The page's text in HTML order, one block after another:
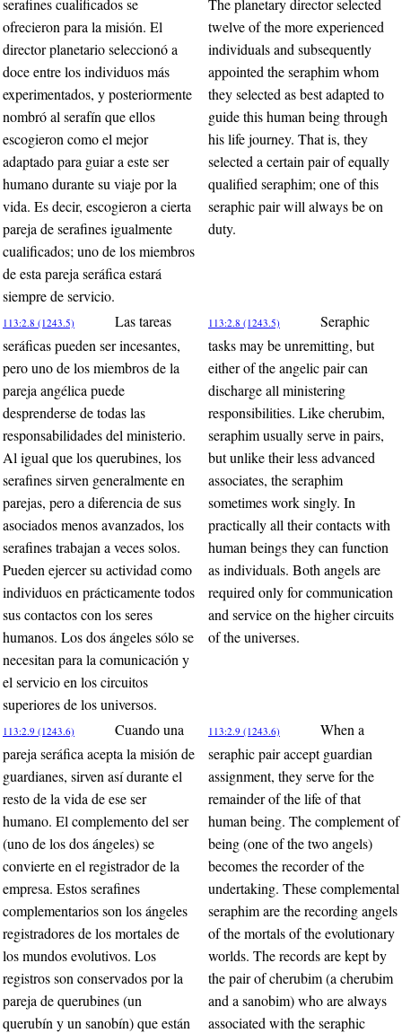
serafines cualificados se
ofrecieron para la misión. El
director planetario seleccionó a
doce entre los individuos más
experimentados, y posteriormente
nombró al serafín que ellos
escogieron como el mejor
adaptado para guiar a este ser
humano durante su viaje por la
vida. Es decir, escogieron a cierta
pareja de serafines igualmente
cualificados; uno de los miembros
de esta pareja seráfica estará
siempre de servicio.
The planetary director selected
twelve of the more experienced
individuals and subsequently
appointed the seraphim whom
they selected as best adapted to
guide this human being through
his life journey. That is, they
selected a certain pair of equally
qualified seraphim; one of this
seraphic pair will always be on
duty.
113:2.8 (1243.5)
Las tareas
seráficas pueden ser incesantes,
pero uno de los miembros de la
pareja angélica puede
desprenderse de todas las
responsabilidades del ministerio.
Al igual que los querubines, los
serafines sirven generalmente en
parejas, pero a diferencia de sus
asociados menos avanzados, los
serafines trabajan a veces solos.
Pueden ejercer su actividad como
individuos en prácticamente todos
sus contactos con los seres
humanos. Los dos ángeles sólo se
necesitan para la comunicación y
el servicio en los circuitos
superiores de los universos.
113:2.8 (1243.5)
Seraphic
tasks may be unremitting, but
either of the angelic pair can
discharge all ministering
responsibilities. Like cherubim,
seraphim usually serve in pairs,
but unlike their less advanced
associates, the seraphim
sometimes work singly. In
practically all their contacts with
human beings they can function
as individuals. Both angels are
required only for communication
and service on the higher circuits
of the universes.
113:2.9 (1243.6)
Cuando una
pareja seráfica acepta la misión de
guardianes, sirven así durante el
resto de la vida de ese ser
humano. El complemento del ser
(uno de los dos ángeles) se
convierte en el registrador de la
empresa. Estos serafines
complementarios son los ángeles
registradores de los mortales de
los mundos evolutivos. Los
registros son conservados por la
pareja de querubines (un
querubín y un sanobín) que están
113:2.9 (1243.6)
When a
seraphic pair accept guardian
assignment, they serve for the
remainder of the life of that
human being. The complement of
being (one of the two angels)
becomes the recorder of the
undertaking. These complemental
seraphim are the recording angels
of the mortals of the evolutionary
worlds. The records are kept by
the pair of cherubim (a cherubim
and a sanobim) who are always
associated with the seraphic